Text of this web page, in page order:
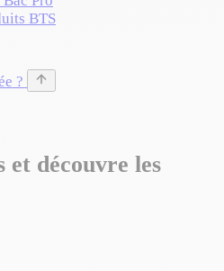
BTS
?
et découvre les